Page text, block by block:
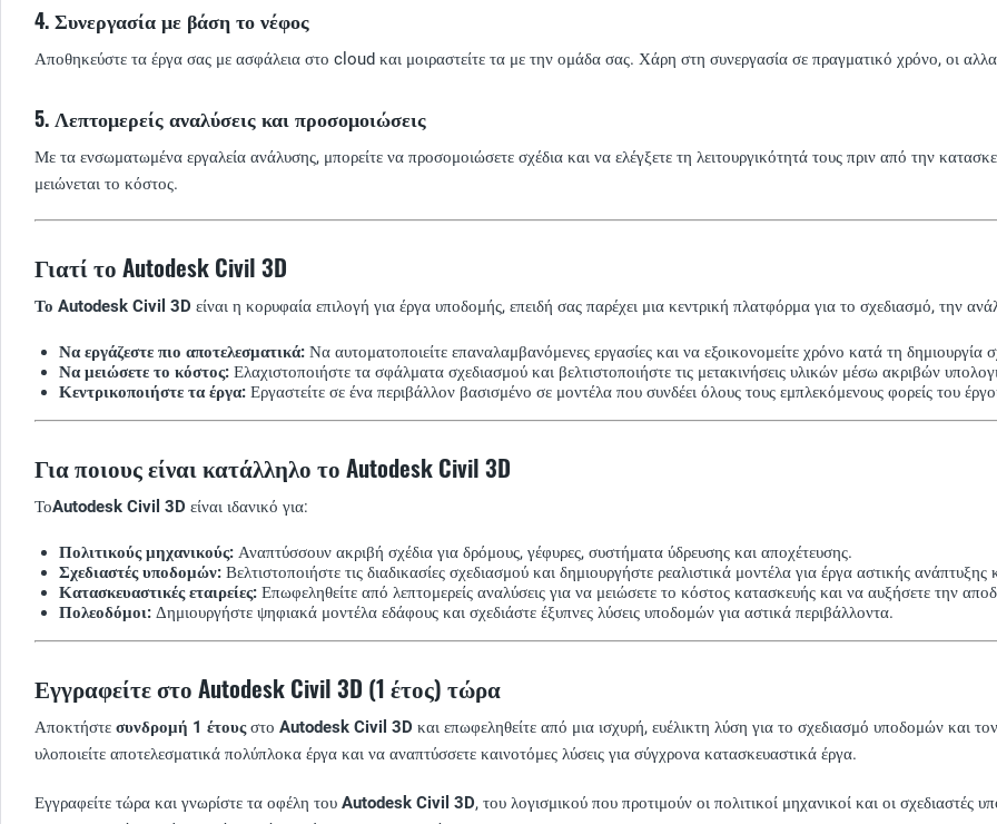
4. Συνεργασία με βάση το νέφος
Αποθηκεύστε τα έργα σας με ασφάλεια στο cloud και μοιραστείτε τα με την ομάδα σας. Χάρη στη συνεργασία σε πραγματικό χρόνο, οι
5. Λεπτομερείς αναλύσεις και προσομοιώσεις
Με τα ενσωματωμένα εργαλεία ανάλυσης, μπορείτε να προσομοιώσετε σχέδια και να ελέγξετε τη λειτουργικότητά τους πριν από την
μειώνεται το κόστος.
Γιατί το Autodesk Civil 3D
Το Autodesk Civil 3D είναι η κορυφαία επιλογή για έργα υποδομής, επειδή σας παρέχει μια κεντρική πλατφόρμα για το σχεδιασμό, την
Να εργάζεστε πιο αποτελεσματικά: Να αυτοματοποιείτε επαναλαμβανόμενες εργασίες και να εξοικονομείτε χρόνο κατά τη δημιουργία
Να μειώσετε το κόστος: Ελαχιστοποιήστε τα σφάλματα σχεδιασμού και βελτιστοποιήστε τις μετακινήσεις υλικών μέσω ακριβών
Κεντρικοποιήστε τα έργα: Εργαστείτε σε ένα περιβάλλον βασισμένο σε μοντέλα που συνδέει όλους τους εμπλεκόμενους φορείς του
Για ποιους είναι κατάλληλο το Autodesk Civil 3D
ΤοAutodesk Civil 3D είναι ιδανικό για:
Πολιτικούς μηχανικούς: Αναπτύσσουν ακριβή σχέδια για δρόμους, γέφυρες, συστήματα ύδρευσης και αποχέτευσης.
Σχεδιαστές υποδομών: Βελτιστοποιήστε τις διαδικασίες σχεδιασμού και δημιουργήστε ρεαλιστικά μοντέλα για έργα αστικής
Κατασκευαστικές εταιρείες: Επωφεληθείτε από λεπτομερείς αναλύσεις για να μειώσετε το κόστος κατασκευής και να αυξήσετε την
Πολεοδόμοι: Δημιουργήστε ψηφιακά μοντέλα εδάφους και σχεδιάστε έξυπνες λύσεις υποδομών για αστικά περιβάλλοντα.
Εγγραφείτε στο Autodesk Civil 3D (1 έτος) τώρα
Αποκτήστε συνδρομή 1 έτουςστο Autodesk Civil 3D και επωφεληθείτε από μια ισχυρή, ευέλικτη λύση για το σχεδιασμό υποδομών και
υλοποιείτε αποτελεσματικά πολύπλοκα έργα και να αναπτύσσετε καινοτόμες λύσεις για σύγχρονα κατασκευαστικά έργα.
Εγγραφείτε τώρα και γνωρίστε τα οφέλη του Autodesk Civil 3D, του λογισμικού που προτιμούν οι πολιτικοί μηχανικοί και οι